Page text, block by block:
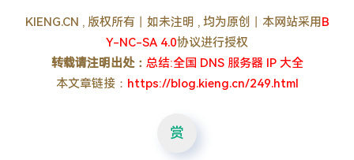
KIENG.CN , 版权所有丨如未注明 , 均为原创丨本网站采用 B
Y-NC-SA 4.0协议进行授权
转载请注明出处： 总结:全国 DNS 服务器 IP 大全
本文章链接： https://blog.kieng.cn/249.html
赏